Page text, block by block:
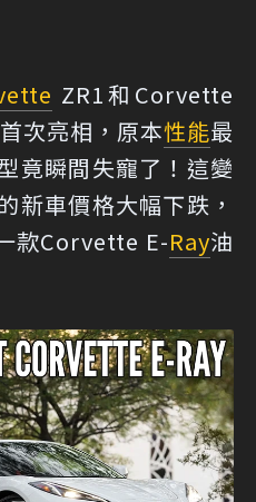
ZR1和Corvette
次亮相，原本性能最
竟瞬間失寵了！這變
新車價格大幅下跌，
款Corvette E-Ray油